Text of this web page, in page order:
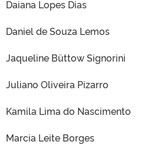
Daiana Lopes Dias
Daniel de Souza Lemos
Jaqueline Büttow Signorini
Juliano Oliveira Pizarro
Kamila Lima do Nascimento
Marcia Leite Borges